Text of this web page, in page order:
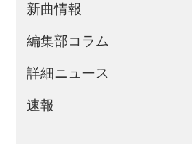
新曲情報
編集部コラム
詳細ニュース
速報